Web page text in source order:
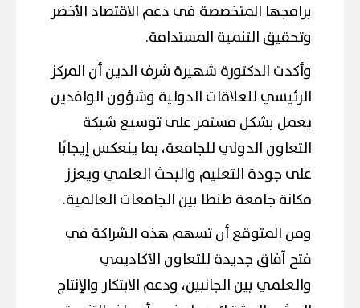
برامجها المتخصصة في دعم الاقتصاد الأخضر
وتحقيق التنمية المستدامة.
وأكدت الدكتورة شهيرة شرف الدين أن المركز
الرئيسي للعلاقات الدولية وشؤون الوافدين
يعمل بشكل مستمر على توسيع شبكة
التعاون الدولي للجامعة، بما ينعكس إيجابًا
على جودة التعليم والبحث العلمي ويعزز
مكانة جامعة طنطا بين الجامعات العالمية.
ومن المتوقع أن تسهم هذه الشراكة في
فتح آفاق جديدة للتعاون الأكاديمي
والعلمي بين الجانبين، ودعم الابتكار والإنتاج